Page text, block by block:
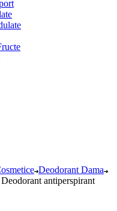
Deodorant Dama
antiperspirant